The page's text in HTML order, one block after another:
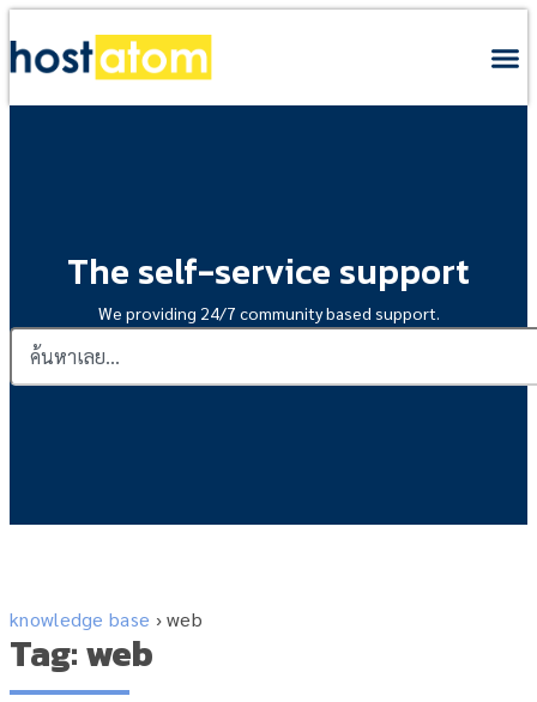
The self-service support
We providing 24/7 community based support.
knowledge base ›web
Tag: web